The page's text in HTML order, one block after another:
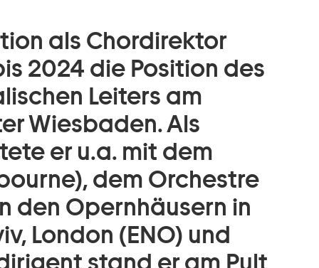
als Chordirektor
2024 die Position des
Leiters am
Wiesbaden. Als
er u.a. mit dem
dem Orchestre
den Opernhäusern in
London (ENO) und
stand er am Pult